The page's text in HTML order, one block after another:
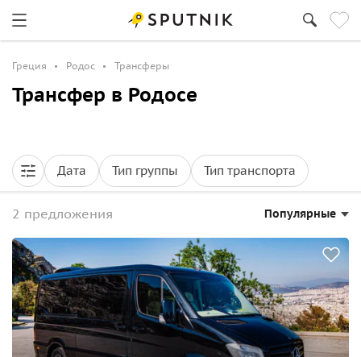
Греция Родос Трансферы
Трансфер в Родосе
Дата Тип группы Тип транспорта
2 предложения Популярные